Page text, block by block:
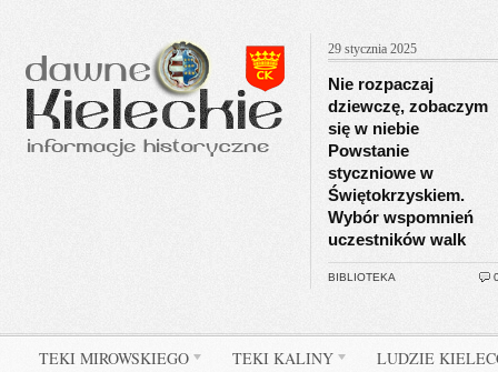
29 stycznia 2025
Nie rozpaczaj
dziewczę, zobaczym
się w niebie
Powstanie
styczniowe w
Świętokrzyskiem.
Wybór wspomnień
uczestników walk
BIBLIOTEKA
TEKI MIROWSKIEGO TEKI KALINY LUDZIE